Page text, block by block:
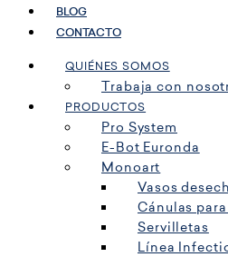
BLOG
CONTACTO
QUIÉNES SOMOS
Trabaja con
PRODUCTOS
Pro System
E-Bot Euronda
Monoart
Vasos
Cánulas
Servilletas
Línea